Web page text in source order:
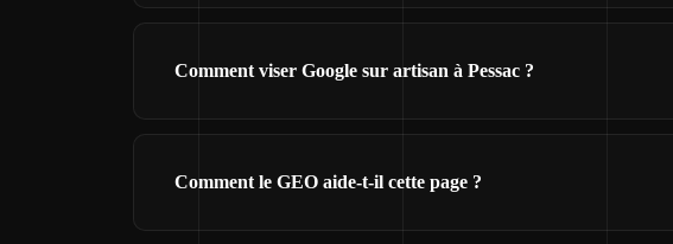
Comment viser Google sur artisan à Pessac ?
Comment le GEO aide-t-il cette page ?